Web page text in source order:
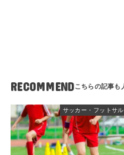
RECOMMEND
サッカー・フットサル